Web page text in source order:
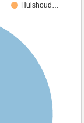
Huishoud…